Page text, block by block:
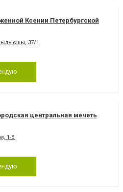
Ксении Петербургской
37/1
центральная мечеть
1-б